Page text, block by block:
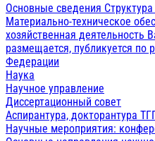
Основные сведения
Материально-техническое
хозяйственная деятельность
размещается, публикуется по
Федерации
Наука
Научное управление
Диссертационный совет
Аспирантура, докторантура
Научные мероприятия: